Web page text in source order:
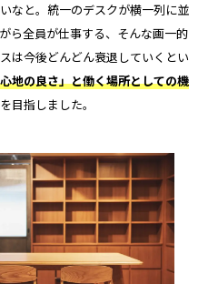
なと。統一のデスクが横一列に並
ら全員が仕事する、そんな画一的
は今後どんどん衰退していくとい
地の良さ」と働く場所としての機
を目指しました。